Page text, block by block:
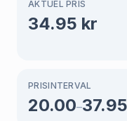
AKTUEL PRIS
34.95 kr
PRISINTERVAL
20.00–37.95